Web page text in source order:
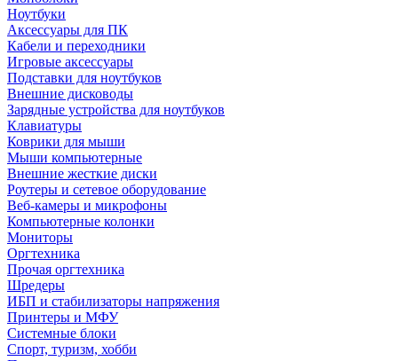
Ноутбуки
Аксессуары для ПК
Кабели и переходники
Игровые аксессуары
Подставки для ноутбуков
Внешние дисководы
Зарядные устройства для ноутбуков
Клавиатуры
Коврики для мыши
Мыши компьютерные
Внешние жесткие диски
Роутеры и сетевое оборудование
Веб-камеры и микрофоны
Компьютерные колонки
Мониторы
Оргтехника
Прочая оргтехника
Шредеры
ИБП и стабилизаторы напряжения
Принтеры и МФУ
Системные блоки
Спорт, туризм, хобби